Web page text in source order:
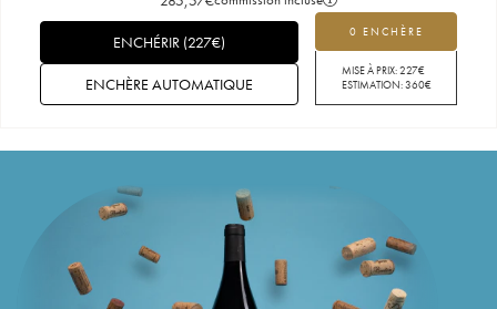
0 ENCHÈRE
MISE À PRIX:227€
ESTIMATION:360€
ENCHÉRIR (227€)
ENCHÈRE AUTOMATIQUE